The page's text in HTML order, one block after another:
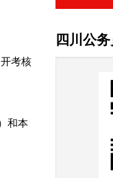
考核
和本
四川公